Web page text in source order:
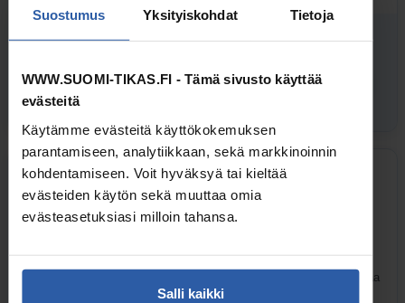
Suostumus Yksityiskohdat Tietoja
WWW.SUOMI-TIKAS.FI - Tämä sivusto käyttää
evästeitä
Käytämme evästeitä käyttökokemuksen
parantamiseen, analytiikkaan, sekä markkinoinnin
kohdentamiseen. Voit hyväksyä tai kieltää
evästeiden käytön sekä muuttaa omia
evästeasetuksiasi milloin tahansa.
Salli kaikki
alk. 197,18
sis. alv
TUTUSTU MALLEIHIN
REHTI-TYÖPUKIT ALUMIINITASOLLA
2-puolisessa Rehti-työpukissa alumiininen työtaso, jonka pinta antaa
todella hyvän pidon myös ulkotöissä.